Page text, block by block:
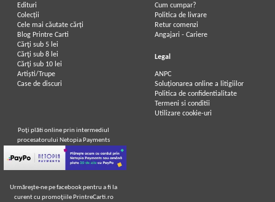
Edituri
Colecții
Cele mai căutate cărți
Blog Printre Carti
Cărţi sub 5 lei
Cărţi sub 8 lei
Cărţi sub 10 lei
Artiști/Trupe
Case de discuri
Cum cumpar?
Politica de livrare
Retur comenzi
Angajari - Cariere
Legal
ANPC
Soluționarea online a litigiilor
Politica de confidentialitate
Termeni si conditii
Utilizare cookie-uri
Poţi plăti online prin intermediul
procesatorului Netopia Payments
Urmăreşte-ne pe facebook pentru a fi la
curent cu promoţiile PrintreCarti.ro